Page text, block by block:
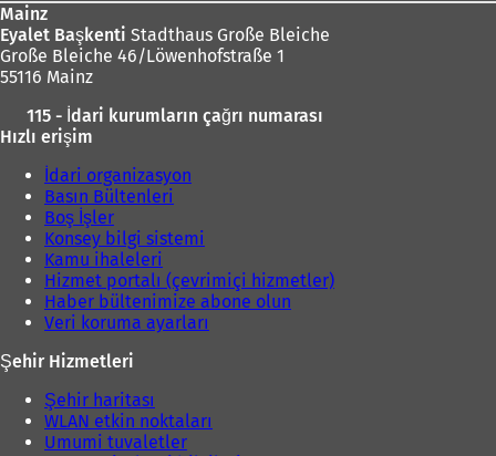
Mainz
Eyalet Başkenti Stadthaus Große Bleiche
Große Bleiche 46/Löwenhofstraße 1
55116 Mainz
115 - İdari kurumların çağrı numarası
Hızlı erişim
İdari organizasyon
Basın Bültenleri
Boş İşler
Konsey bilgi sistemi
Kamu ihaleleri
Hizmet portalı (çevrimiçi hizmetler)
Haber bültenimize abone olun
Veri koruma ayarları
Şehir Hizmetleri
Şehir haritası
WLAN etkin noktaları
Umumi tuvaletler